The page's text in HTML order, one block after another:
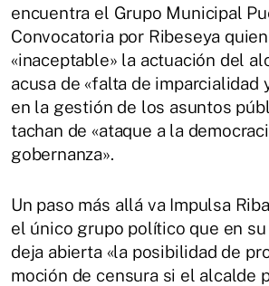
encuentra el Grupo Municipal
Convocatoria por Ribeseya
«inaceptable» la actuación del
acusa de «falta de imparcialidad
en la gestión de los asuntos
tachan de «ataque a la
gobernanza».
Un paso más allá va Impulsa
el único grupo político que en
deja abierta «la posibilidad de
moción de censura si el alcalde